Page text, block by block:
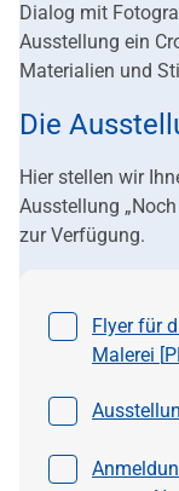
Dialog mit
Ausstellung ein
Materialien und
Die
Hier stellen wir
Ausstellung
zur Verfügung.
DateiFlyer für
Malerei [
Datei
Datei